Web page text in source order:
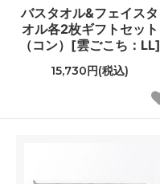
バスタオル&フェイスタ
オル各2枚ギフトセット
（コン）[雲ごこち：LL]
15,730円(税込)